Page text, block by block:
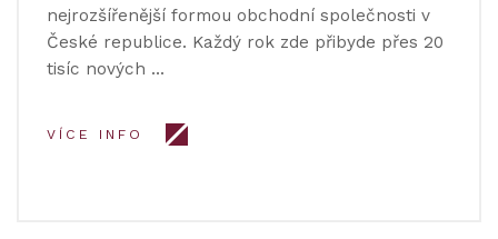
nejrozšířenější formou obchodní společnosti v
České republice. Každý rok zde přibyde přes 20
tisíc nových …
VÍCE INFO